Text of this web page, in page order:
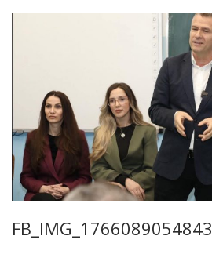
FB_IMG_1766089054843